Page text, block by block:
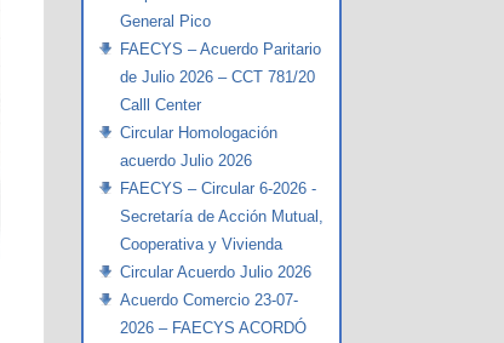
General Pico
FAECYS – Acuerdo Paritario
de Julio 2026 – CCT 781/20
Calll Center
Circular Homologación
acuerdo Julio 2026
FAECYS – Circular 6-2026 -
Secretaría de Acción Mutual,
Cooperativa y Vivienda
Circular Acuerdo Julio 2026
Acuerdo Comercio 23-07-
2026 – FAECYS ACORDÓ